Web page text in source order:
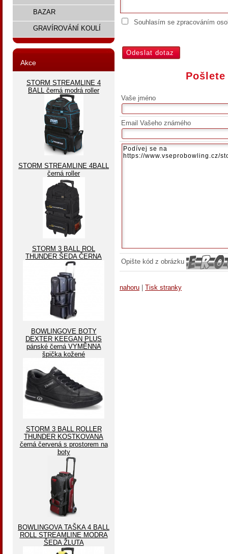
Souhlasím se zpracováním
Vaše jméno
Email Vašeho známého
Opište kód z obrázku
nahoru Tisk stranky
BAZAR
GRAVÍROVÁNÍ KOULÍ
Akce
STORM STREAMLINE 4
BALL černá modrá roller
STORM STREAMLINE 4BALL
černá roller
STORM 3 BALL ROL
THUNDER ŠEDA ČERNA
BOWLINGOVE BOTY
DEXTER KEEGAN PLUS
pánské černá VYMĚNNA
špička kožené
STORM 3 BALL ROLLER
THUNDER KOSTKOVANA
černá červená s prostorem na
boty
BOWLINGOVA TAŠKA 4 BALL
ROLL STREAMLINE MODRA
ŠEDA ŽLUTA